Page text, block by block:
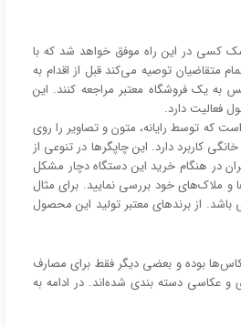
شک کسی در این راه موفق خواهد شد که با
متقاضیان توصیه می‌کند قبل از اقدام به
به یک فروشگاه معتبر مراجعه کنند. این
فعالیت دارد.
که توسط رایانه، متون و تصاویر را روی
کاربرد دارد. این چاپگر‌ها در تنوعی از
در هنگام خرید این دستگاه دچار مشکل
ملاک‌های خود بررسی نمایید. برای مثال
از برند‌های معتبر تولید این محصول
بوده و بعضی دیگر فقط برای مصارف
و عکاسی دسته بندی شده‌اند. در ادامه به